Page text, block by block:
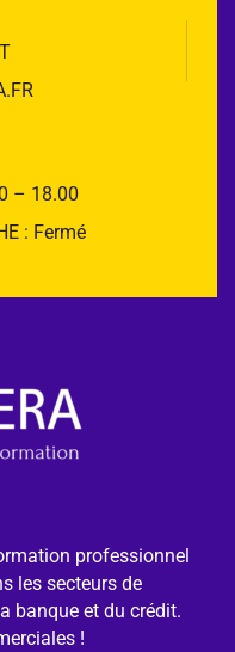
– 18.00
: Fermé
professionnel
les secteurs de
banque et du crédit.
!